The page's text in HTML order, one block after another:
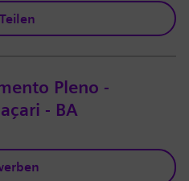
Teilen
Pleno -
- BA